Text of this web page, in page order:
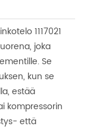
1117021
joka
Se
kun se
estää
kompressorin
että